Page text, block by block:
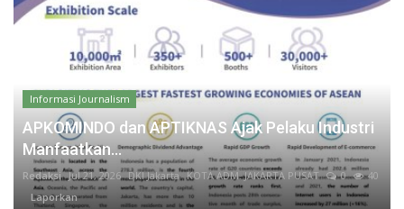
Informasi Journalism
APKOMINDO dan APTIKNAS Ajak Pelaku Industri
Manfaatkan...
Redaksi Jul 21, 2026 DKI Jakarta KOTA ADM. JAKARTA PUSAT 0
40
Laporkan